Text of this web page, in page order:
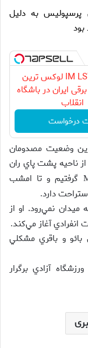
پرسپوليس به دليل
بازدید از IM LS7 لوکس ترین
ایران در باشگاه
انقلاب
درخواست
وضعيت مصدومان
ناحيه پشت پاي ران
گرفتيم و تا امشب
دارد.
ميدان نمي‌رود. او از
انفرادي آغاز مي‌كند.
بائو و باقري مشكلي
ساعت ۲۱ جمعه در ورزشگاه آزادي برگرار